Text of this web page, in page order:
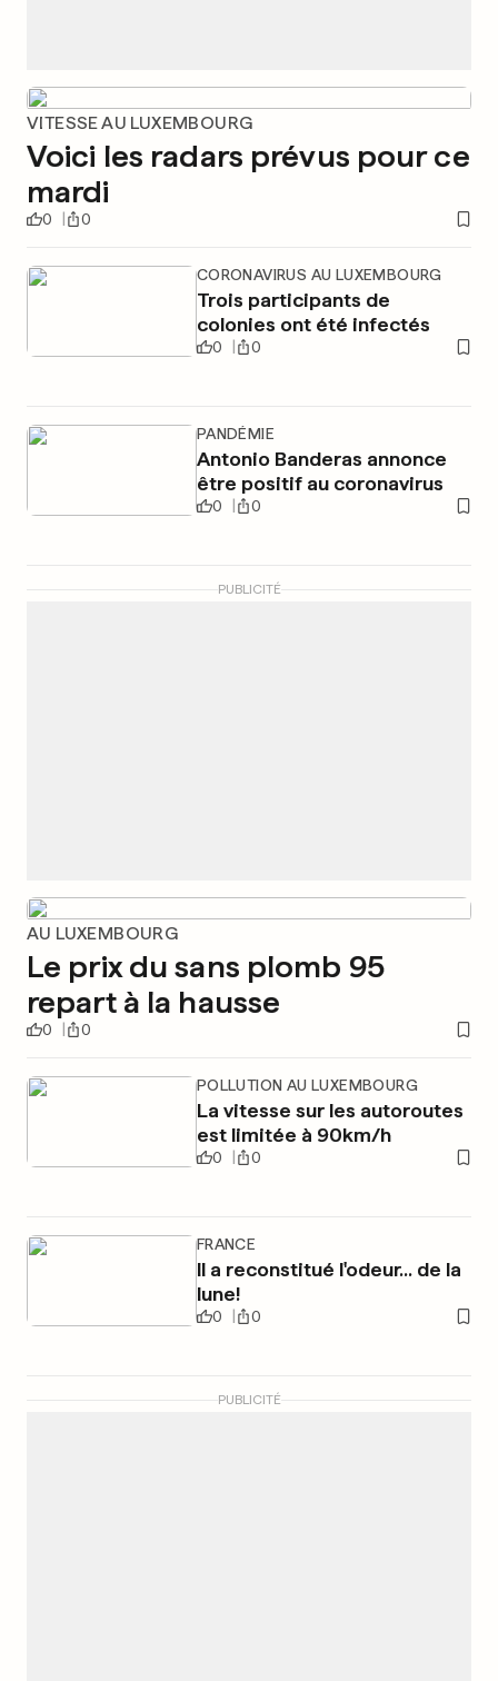
VITESSE AU LUXEMBOURG
Voici les radars prévus pour ce
mardi
0 0
CORONAVIRUS AU LUXEMBOURG
Trois participants de
colonies ont été infectés
0 0
PANDÉMIE
Antonio Banderas annonce
être positif au coronavirus
0 0
PUBLICITÉ
AU LUXEMBOURG
Le prix du sans plomb 95
repart à la hausse
0 0
POLLUTION AU LUXEMBOURG
La vitesse sur les autoroutes
est limitée à 90km/h
0 0
FRANCE
Il a reconstitué l'odeur... de la
lune!
0 0
PUBLICITÉ